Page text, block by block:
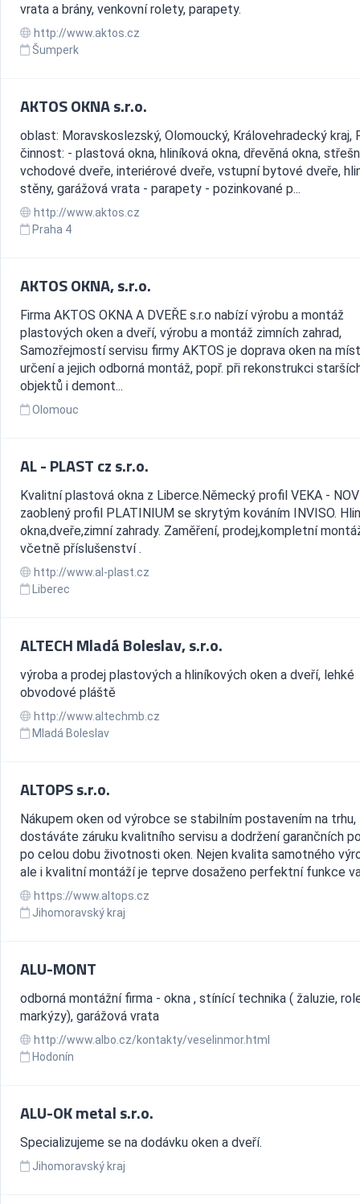
vrata a brány, venkovní rolety, parapety.
http://www.aktos.cz
Šumperk
AKTOS OKNA s.r.o.
oblast: Moravskoslezský, Olomoucký, Královehradecký kraj,
činnost: - plastová okna, hliníková okna, dřevěná okna,
vchodové dveře, interiérové dveře, vstupní bytové dveře,
stěny, garážová vrata - parapety - pozinkované p...
http://www.aktos.cz
Praha 4
AKTOS OKNA, s.r.o.
Firma AKTOS OKNA A DVEŘE s.r.o nabízí výrobu a montáž
plastových oken a dveří, výrobu a montáž zimních zahrad,
Samozřejmostí servisu firmy AKTOS je doprava oken na
určení a jejich odborná montáž, popř. při rekonstrukci
objektů i demont...
Olomouc
AL - PLAST cz s.r.o.
Kvalitní plastová okna z Liberce.Německý profil VEKA -
zaoblený profil PLATINIUM se skrytým kováním INVISO.
okna,dveře,zimní zahrady. Zaměření, prodej,kompletní
včetně příslušenství .
http://www.al-plast.cz
Liberec
ALTECH Mladá Boleslav, s.r.o.
výroba a prodej plastových a hliníkových oken a dveří, lehké
obvodové pláště
http://www.altechmb.cz
Mladá Boleslav
ALTOPS s.r.o.
Nákupem oken od výrobce se stabilním postavením na trhu,
dostáváte záruku kvalitního servisu a dodržení garančních
po celou dobu životnosti oken. Nejen kvalita samotného
ale i kvalitní montáží je teprve dosaženo perfektní funkce
https://www.altops.cz
Jihomoravský kraj
ALU-MONT
odborná montážní firma - okna , stínící technika ( žaluzie,
markýzy), garážová vrata
http://www.albo.cz/kontakty/veselinmor.html
Hodonín
ALU-OK metal s.r.o.
Specializujeme se na dodávku oken a dveří.
Jihomoravský kraj